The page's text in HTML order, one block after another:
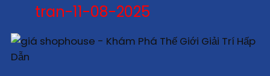
tran-11-08-2025